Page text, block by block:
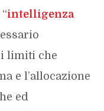
intelligenza
limiti che
e l’allocazione
ed